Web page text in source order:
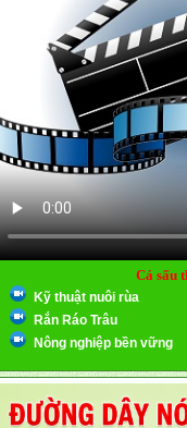
Cá sấu
Kỹ thuật nuôi rùa
Rắn Ráo Trâu
Nông nghiệp bền vững